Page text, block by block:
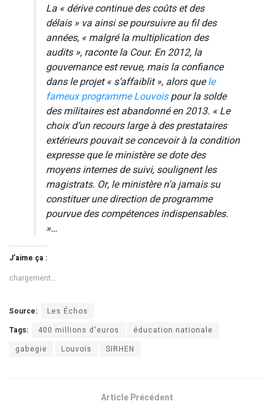
La « dérive continue des coûts et des
délais » va ainsi se poursuivre au fil des
années, « malgré la multiplication des
audits », raconte la Cour. En 2012, la
gouvernance est revue, mais la confiance
dans le projet« s’affaiblit », alors quele
fameux programme Louvoispour la solde
des militaires est abandonné en 2013. « Le
choix d’un recours large à des prestataires
extérieurs pouvait se concevoir à la condition
expresse que le ministère se dote des
moyens internes de suivi, soulignent les
magistrats. Or, le ministère n’a jamais su
constituer une direction de programme
pourvue des compétences indispensables.
»…
J’aime ça :
chargement…
Source:
Les Échos
Tags:
400 millions d'euros
éducation nationale
gabegie
Louvois SIRHEN
Article Précédent